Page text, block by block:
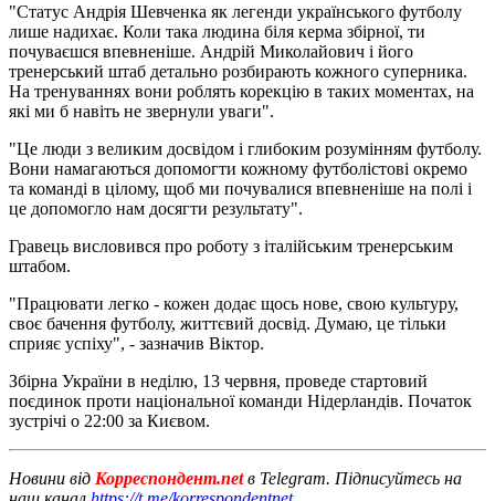
"Статус Андрія Шевченка як легенди українського футболу
лише надихає. Коли така людина біля керма збірної, ти
почуваєшся впевненіше. Андрій Миколайович і його
тренерський штаб детально розбирають кожного суперника.
На тренуваннях вони роблять корекцію в таких моментах, на
які ми б навіть не звернули уваги".
"Це люди з великим досвідом і глибоким розумінням футболу.
Вони намагаються допомогти кожному футболістові окремо
та команді в цілому, щоб ми почувалися впевненіше на полі і
це допомогло нам досягти результату".
Гравець висловився про роботу з італійським тренерським
штабом.
"Працювати легко - кожен додає щось нове, свою культуру,
своє бачення футболу, життєвий досвід. Думаю, це тільки
сприяє успіху", - зазначив Віктор.
Збірна України в неділю, 13 червня, проведе стартовий
поєдинок проти національної команди Нідерландів. Початок
зустрічі о 22:00 за Києвом.
Новини від Корреспондент.netв Telegram. Підписуйтесь на